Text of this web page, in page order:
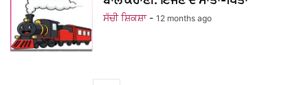
ਸੱਚੀ ਸ਼ਿਕਸ਼ਾ - 12 months ago